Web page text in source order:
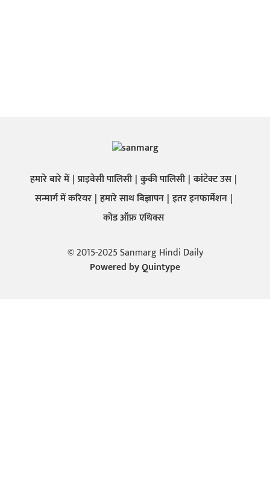
हमारे बारे में प्राइवेसी पालिसी कुकी पालिसी कांटेक्ट उस
सन्मार्ग में करियर हमारे साथ बिज्ञापन इतर इनफार्मेशन
कोड ऑफ़ एथिक्स
© 2015-2025 Sanmarg Hindi Daily
Powered byQuintype